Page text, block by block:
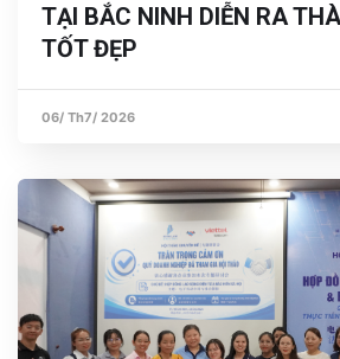
TẠI BẮC NINH DIỄN RA
TỐT ĐẸP
06/ Th7/ 2026